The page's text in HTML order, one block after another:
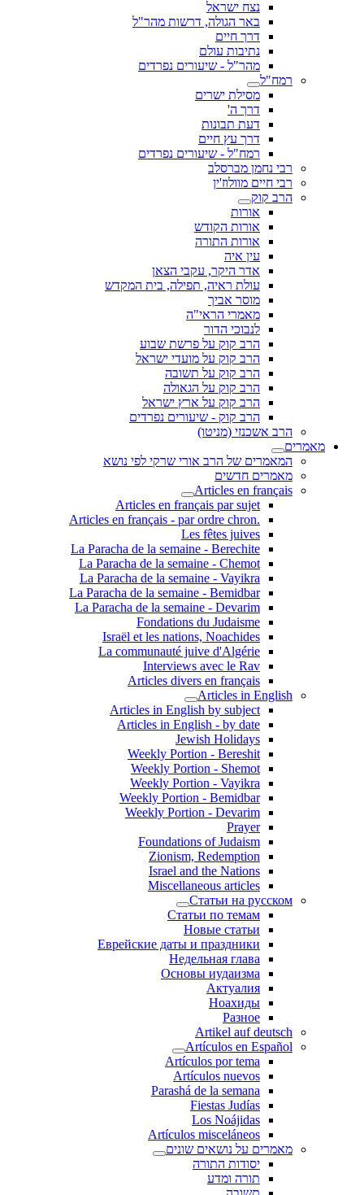
נצח ישראל
באר הגולה, דרשות מהר"ל
דרך חיים
נתיבות עולם
מהר"ל - שיעורים נפרדים
רמח"ל
מסילת ישרים
דרך ה'
דעת תבונות
דרך עץ חיים
רמח"ל - שיעורים נפרדים
רבי נחמן מברסלב
רבי חיים מוולוז'ין
הרב קוק
אורות
אורות הקודש
אורות התורה
עין איה
אדר היקר, עקבי הצאן
עולת ראיה, תפילה, בית המקדש
מוסר אביך
מאמרי הראי"ה
לנבוכי הדור
הרב קוק על פרשת שבוע
הרב קוק על מועדי ישראל
הרב קוק על תשובה
הרב קוק על הגאולה
הרב קוק על ארץ ישראל
הרב קוק - שיעורים נפרדים
הרב אשכנזי (מניטו)
מאמרים
המאמרים של הרב אורי שרקי לפי נושא
מאמרים חדשים
Articles en français
Articles en français par sujet
.Articles en français - par ordre chron
Les fêtes juives
La Paracha de la semaine - Berechite
La Paracha de la semaine - Chemot
La Paracha de la semaine - Vayikra
La Paracha de la semaine - Bemidbar
La Paracha de la semaine - Devarim
Fondations du Judaisme
Israël et les nations, Noachides
La communauté juive d'Algérie
Interviews avec le Rav
Articles divers en français
Articles in English
Articles in English by subject
Articles in English - by date
Jewish Holidays
Weekly Portion - Bereshit
Weekly Portion - Shemot
Weekly Portion - Vayikra
Weekly Portion - Bemidbar
Weekly Portion - Devarim
Prayer
Foundations of Judaism
Zionism, Redemption
Israel and the Nations
Miscellaneous articles
Статьи на русском
Статьи по темам
Новые статьи
Еврейские даты и праздники
Недельная глава
Основы иудаизма
Актуалия
Ноахиды
Разное
Artikel auf deutsch
Artículos en Español
Artículos por tema
Artículos nuevos
Parashá de la semana
Fiestas Judías
Los Noájidas
Artículos misceláneos
מאמרים על נושאים שונים
יסודות התורה
תורה ומדע